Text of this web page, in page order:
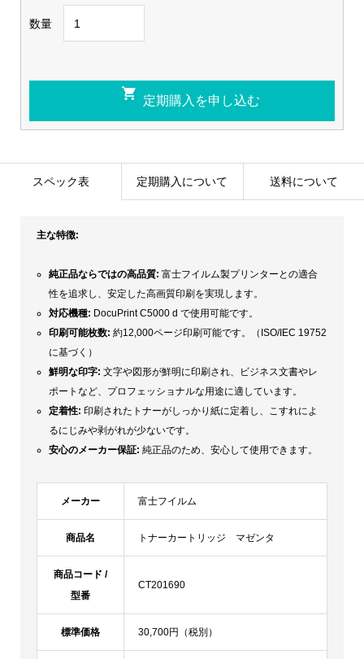
数量
スペック表 定期購入について 送料について
主な特徴:
純正品ならではの高品質: 富士フイルム製プリンターとの適合
性を追求し、安定した高画質印刷を実現します。
対応機種: DocuPrint C5000 d で使用可能です。
印刷可能枚数: 約12,000ページ印刷可能です。（ISO/IEC 19752
に基づく）
鮮明な印字: 文字や図形が鮮明に印刷され、ビジネス文書やレ
ポートなど、プロフェッショナルな用途に適しています。
定着性: 印刷されたトナーがしっかり紙に定着し、こすれによ
るにじみや剥がれが少ないです。
安心のメーカー保証:純正品のため、安心して使用できます。
メーカー 富士フイルム
商品名 トナーカートリッジ マゼンタ
商品コード /
型番
CT201690
標準価格 30,700円（税別）